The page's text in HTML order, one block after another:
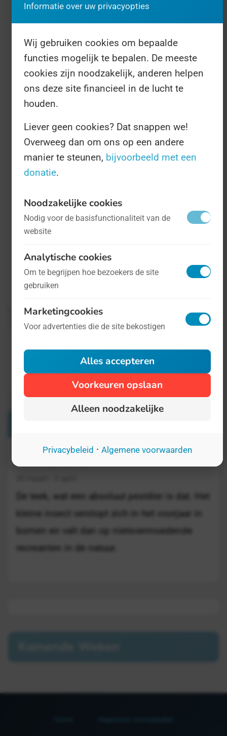
Categorie:
Dieren
Nationaal
Deze website
De teek, wat een absoluut pestdier is dat. Het
kleine insect verstopt zich in het voorjaar in
bomen en valt dan op nietsvermoedende
recreanten in de natuur.
Informatie over uw privacyopties
Wij gebruiken cookies om bepaalde
functies mogelijk te bepalen. De meeste
cookies zijn noodzakelijk, anderen helpen
ons deze site financieel in de lucht te
houden.
Liever geen cookies? Dat snappen we!
Overweeg dan om ons op een andere
manier te steunen, bijvoorbeeld met een
donatie.
Noodzakelijke cookies
Nodig voor de basisfunctionaliteit van de
website
Analytische cookies
Om te begrijpen hoe bezoekers de site
gebruiken
Marketingcookies
Voor advertenties die de site bekostigen
Alles accepteren
Voorkeuren opslaan
Alleen noodzakelijke
Privacybeleid · Algemene voorwaarden